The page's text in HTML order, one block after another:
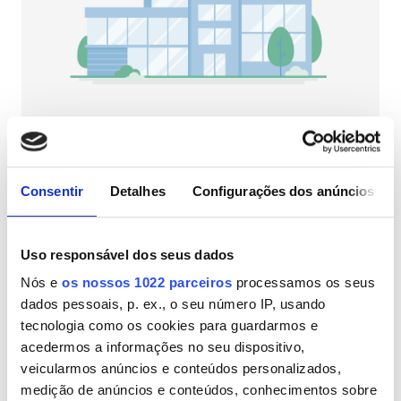
Consentir Detalhes Configurações dos anúncios
Uso responsável dos seus dados
Nós e os nossos 1022 parceiros processamos os seus
dados pessoais, p. ex., o seu número IP, usando
tecnologia como os cookies para guardarmos e
acedermos a informações no seu dispositivo,
veicularmos anúncios e conteúdos personalizados,
medição de anúncios e conteúdos, conhecimentos sobre
Pacientes com Hepatite B
Pacientes com Hepatite C
Refeições
Wi-Fi Gratuito
Ecrãs de televisão
Transferência Gratuita
Estacionamento Grátis
NephroPlus at SSIMS Hospital
Gwalior, Índia
3,43 km do centro da cidade
Refeições Wi-Fi Gratuito Ecrãs de televisão
Diálise HD 79 €
Diálise HDF 89 €
Reservar